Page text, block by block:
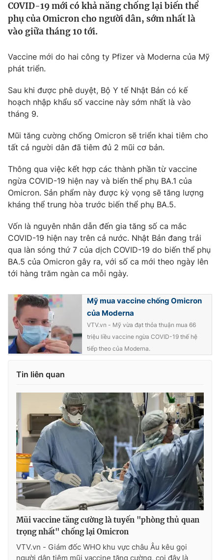
Thế giới
Tin tức
Thế giới đó đây
Câu chuyện quốc tế
Tài chính
Góc doanh nghiệp
Dữ liệu và đời sống
Truyền hình
Phim VTV
Hậu trường
Khán giả
Giải sao mai
Điện ảnh
Âm nhạc
Sao
Du lịch
Làm đẹp
Giáo dục
Tuyển sinh
Học trực tuyến
Hitech Công nghệ tương lai
Sản phẩm
Thị trường
Tư vấn
Giao lưu trực tuyến
Lịch phát sóng
Chuyên mục khác
Emagazine Podcast
Photo Infographic
VTV Money VTV Thể thao
VTV Sức khoẻ Bất động sản
Thị trường 24h Tấm lòng Việt
VTV4 Vươn mình bằng AI
VTV9 VTV8
Liên hệ tòa soạn English
COVID-19 mới có khả năng chống lại biến thể
phụ của Omicron cho người dân, sớm nhất là
vào giữa tháng 10 tới.
Vaccine mới do hai công ty Pfizer và Moderna của Mỹ
phát triển.
Sau khi được phê duyệt, Bộ Y tế Nhật Bản có kế
hoạch nhập khẩu số vaccine này sớm nhất là vào
tháng 9.
Mũi tăng cường chống Omicron sẽ triển khai tiêm cho
tất cả người dân đã tiêm đủ 2 mũi cơ bản.
Thông qua việc kết hợp các thành phần từ vaccine
ngừa COVID-19 hiện nay và biến thể phụ BA.1 của
Omicron. Sản phẩm này được kỳ vọng sẽ tăng lượng
kháng thể trung hòa trước biến thể phụ BA.5.
Vốn là nguyên nhân dẫn đến gia tăng số ca mắc
COVID-19 hiện nay trên cả nước. Nhật Bản đang trải
qua làn sóng thứ 7 của dịch COVID-19 do biến thể phụ
BA.5 của Omicron gây ra, với số ca mới theo ngày lên
tới hàng trăm ngàn ca mỗi ngày.
Mỹ mua vaccine chống Omicron
của Moderna
VTV.vn - Mỹ vừa đạt thỏa thuận mua 66
triệu liều vaccine ngừa COVID-19 thế hệ
tiếp theo của Moderna.
Tin liên quan
Mũi vaccine tăng cường là tuyến "phòng thủ quan
trọng nhất" chống lại Omicron
VTV.vn - Giám đốc WHO khu vực châu Âu kêu gọi
người dân tiêm mũi vaccine tăng cường, coi đây là